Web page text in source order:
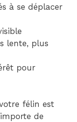
à se déplacer
lente, plus
pour
félin est
de